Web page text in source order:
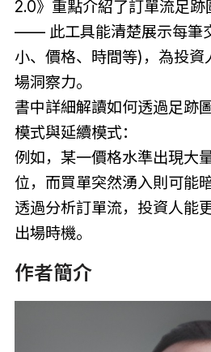
2.0》重點介紹了訂單流足跡
—— 此工具能清楚展示每筆
小、價格、時間等)，為投
場洞察力。
書中詳細解讀如何透過足跡
模式與延續模式：
例如，某一價格水準出現大
位，而買單突然湧入則可能
透過分析訂單流，投資人能
出場時機。
作者簡介